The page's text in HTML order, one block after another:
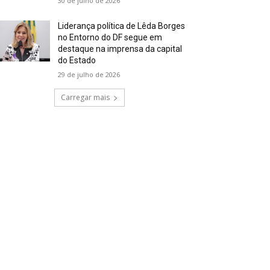
Liderança política de Lêda Borges
no Entorno do DF segue em
destaque na imprensa da capital
do Estado
29 de julho de 2026
Carregar mais